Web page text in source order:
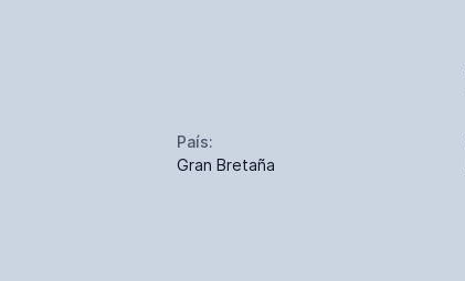
País:
Gran Bretaña